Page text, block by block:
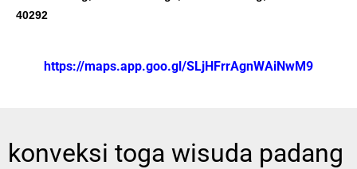
40292
https://maps.app.goo.gl/SLjHFrrAgnWAiNwM9
konveksi toga wisuda padang